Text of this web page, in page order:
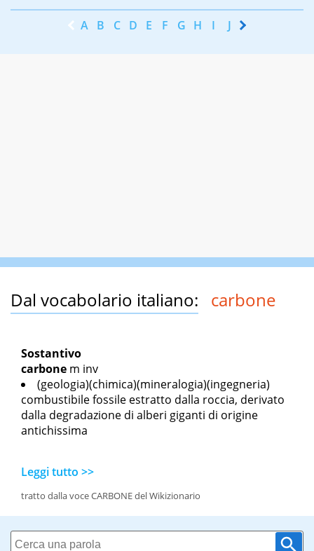
A B C D E F G H I J K
Dal vocabolario italiano: carbone
Sostantivo
carbone m inv
(geologia)(chimica)(mineralogia)(ingegneria)
combustibile fossile estratto dalla roccia, derivato
dalla degradazione di alberi giganti di origine
antichissima
Leggi tutto >>
tratto dalla voce CARBONE del Wikizionario